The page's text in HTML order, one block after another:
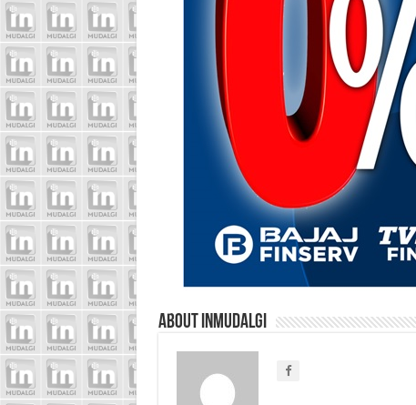
About inmudalgi